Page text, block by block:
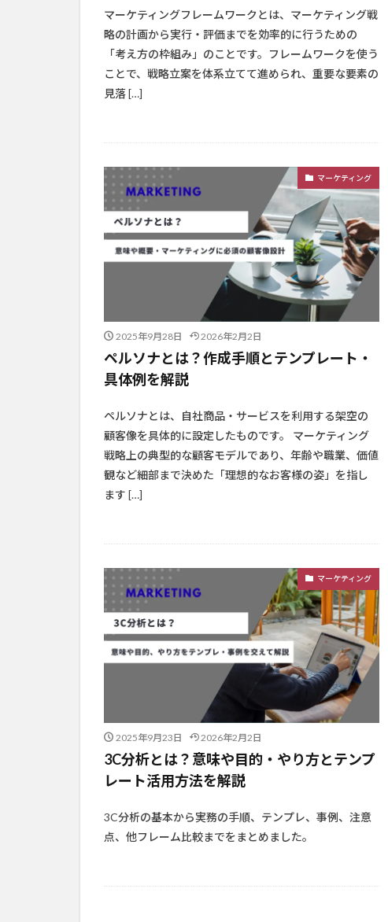
マーケティングフレームワークとは、マーケティング戦
略の計画から実行・評価までを効率的に行うための
「考え方の枠組み」のことです。フレームワークを使う
ことで、戦略立案を体系立てて進められ、重要な要素の
見落 […]
マーケティング
2025年9月28日 2026年2月2日
ペルソナとは？作成手順とテンプレート・
具体例を解説
ペルソナとは、自社商品・サービスを利用する架空の
顧客像を具体的に設定したものです。 マーケティング
戦略上の典型的な顧客モデルであり、年齢や職業、価値
観など細部まで決めた「理想的なお客様の姿」を指し
ます […]
マーケティング
2025年9月23日 2026年2月2日
3C分析とは？意味や目的・やり方とテンプ
レート活用方法を解説
3C分析の基本から実務の手順、テンプレ、事例、注意
点、他フレーム比較までをまとめました。